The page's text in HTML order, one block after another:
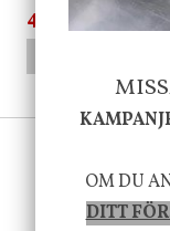
45 kr125 kr
OM DU
DITT